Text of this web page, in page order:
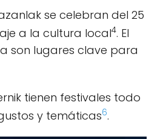
se celebran del 25
a la cultura local4. El
son lugares clave para
tienen festivales todo
y temáticas6.